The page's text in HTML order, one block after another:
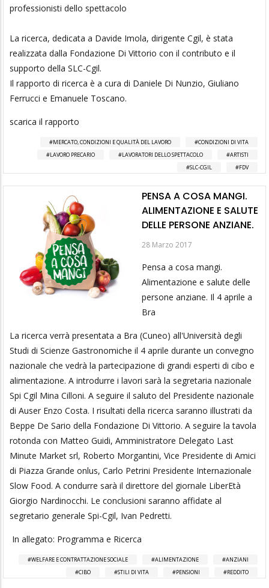
professionisti dello spettacolo
La ricerca, dedicata a Davide Imola, dirigente Cgil, è stata
realizzata dalla Fondazione Di Vittorio con il contributo e il
supporto della SLC-Cgil.
Il rapporto di ricerca è a cura di Daniele Di Nunzio, Giuliano
Ferrucci e Emanuele Toscano.
scarica il rapporto
MERCATO, CONDIZIONI E QUALITÀ DEL LAVORO
CONDIZIONI DI VITA
LAVORO PRECARIO
LAVORATORI DELLO SPETTACOLO
ARTISTI
SLC-CGIL
FDV
PENSA A COSA MANGI.
ALIMENTAZIONE E SALUTE
DELLE PERSONE ANZIANE.
28 Marzo 2017
Pensa a cosa mangi.
Alimentazione e salute delle
persone anziane. Il 4 aprile a
Bra
La ricerca verrà presentata a Bra (Cuneo) all'Università degli
Studi di Scienze Gastronomiche il 4 aprile durante un convegno
nazionale che vedrà la partecipazione di grandi esperti di cibo e
alimentazione. A introdurre i lavori sarà la segretaria nazionale
Spi Cgil Mina Cilloni. A seguire il saluto del Presidente nazionale
di Auser Enzo Costa. I risultati della ricerca saranno illustrati da
Beppe De Sario della Fondazione Di Vittorio. A seguire la tavola
rotonda con Matteo Guidi, Amministratore Delegato Last
Minute Market srl, Roberto Morgantini, Vice Presidente di Amici
di Piazza Grande onlus, Carlo Petrini Presidente Internazionale
Slow Food. A condurre sarà il direttore del giornale LiberEtà
Giorgio Nardinocchi. Le conclusioni saranno affidate al
segretario generale Spi-Cgil, Ivan Pedretti.
In allegato: Programma e Ricerca
WELFARE E CONTRATTAZIONE SOCIALE ALIMENTAZIONE
ANZIANI
CIBO
STILI DI VITA PENSIONI REDDITO